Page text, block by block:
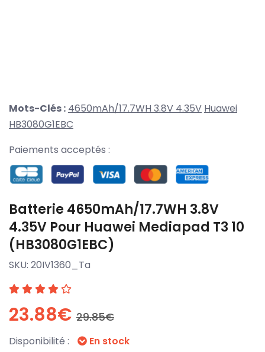
Mots-Clés : 4650mAh/17.7WH 3.8V 4.35V Huawei
HB3080G1EBC
Paiements acceptés :
Batterie 4650mAh/17.7WH 3.8V
4.35V Pour Huawei Mediapad T3 10
(HB3080G1EBC)
SKU: 20IV1360_Ta
23.88€ 29.85€
Disponibilité : En stock